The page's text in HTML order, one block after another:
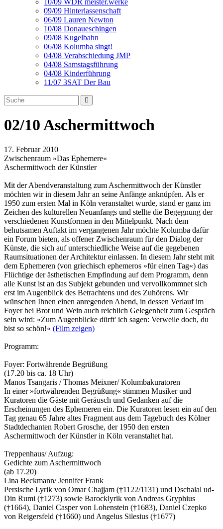
10/09 WDR meister.werke
09/09 Hinterlassenschaft
06/09 Lauren Newton
10/08 Donaueschingen
09/08 Kugelbahn
06/08 Kolumba singt!
04/08 Verabschiedung JMP
04/08 Samstagsführung
04/08 Kinderführung
11/07 3SAT Der Bau
02/10 Aschermittwoch
17. Februar 2010
Zwischenraum »Das Ephemere«
Aschermittwoch der Künstler
Mit der Abendveranstaltung zum Aschermittwoch der Künstler
möchten wir in diesem Jahr an seine Anfänge anknüpfen. Als er
1950 zum ersten Mal in Köln veranstaltet wurde, stand er ganz im
Zeichen des kulturellen Neuanfangs und stellte die Be­geg­nung der
verschiedenen Kunstformen in den Mittelpunkt. Nach dem
behutsamen Auf­takt im vergangenen Jahr möchte Kolumba dafür
ein Forum bieten, als offener Zwischenraum für den Dialog der
Künste, die sich auf unterschiedliche Weise auf die gegebenen
Raumsituationen der Architektur einlassen. In diesem Jahr steht mit
dem Ephemeren (von griechisch ephemeros »für einen Tag«) das
Flüchtige der ästhetischen Empfindung auf dem Programm, denn
alle Kunst ist an das Subjekt gebunden und vervollkommnet sich
erst im Augenblick des Betrachtens und des Zu­hörens. Wir
wünschen Ihnen einen anregenden Abend, in dessen Verlauf im
Foyer bei Brot und Wein auch reichlich Gelegenheit zum Gespräch
sein wird: »Zum Augenblicke dürft' ich sagen: Verweile doch, du
bist so schön!« (Film zeigen)
Programm:
Foyer: Fortwährende Begrüßung
(17.20 bis ca. 18 Uhr)
Manos Tsangaris / Thomas Meixner/ Kolumbakuratoren
In einer »fortwährenden Begrüßung« stimmen Musiker und
Kuratoren die Gäste mit Geräusch und Gedanken auf die
Erscheinungen des Ephemeren ein. Die Kuratoren lesen ein auf den
Tag genau 65 Jahre altes Fragment aus dem Tagebuch des Kölner
Stadtdechanten Robert Grosche, der 1950 den ersten
Aschermittwoch der Künstler in Köln veranstaltet hat.
Treppenhaus/ Aufzug:
Gedichte zum Aschermittwoch
(ab 17.20)
Lina Beckmann/ Jennifer Frank
Persische Lyrik von Omar Chajjam (†1122/1131) und Dschalal ud-
Din Rumi (†1273) sowie Barocklyrik von Andreas Gryphius
(†1664), Daniel Casper von Lohenstein (†1683), Daniel Czepko
von Reigersfeld (†1660) und Angelus Silesius (†1677)